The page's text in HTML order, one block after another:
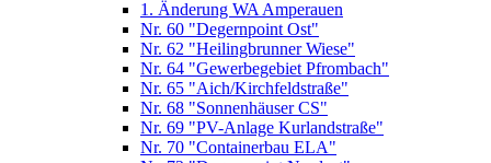
1. Änderung WA Amperauen
Nr. 60 "Degernpoint Ost"
Nr. 62 "Heilingbrunner Wiese"
Nr. 64 "Gewerbegebiet Pfrombach"
Nr. 65 "Aich/Kirchfeldstraße"
Nr. 68 "Sonnenhäuser CS"
Nr. 69 "PV-Anlage Kurlandstraße"
Nr. 70 "Containerbau ELA"